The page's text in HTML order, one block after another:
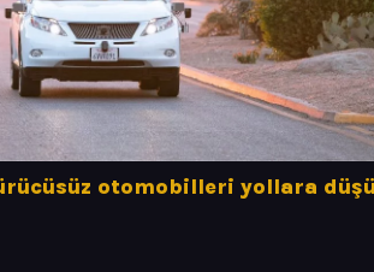
otomobilleri yollara